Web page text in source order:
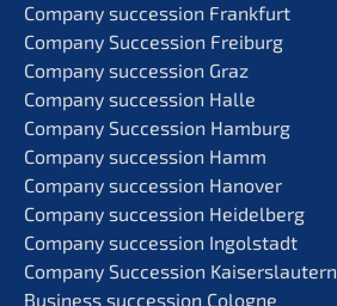
Compa­ny succes­si­on Frankfurt
Compa­ny Succes­si­on Freiburg
Compa­ny succes­si­on Graz
Compa­ny succes­si­on Halle
Compa­ny Succes­si­on Hamburg
Compa­ny succes­si­on Hamm
Compa­ny succes­si­on Hanover
Compa­ny succes­si­on Heidelberg
Compa­ny succes­si­on Ingolstadt
Compa­ny Succes­si­on Kaiserslautern
Business succes­si­on Cologne